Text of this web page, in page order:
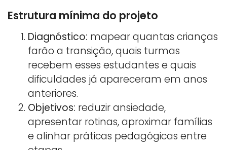
Estrutura mínima do projeto
Diagnóstico: mapear quantas crianças
farão a transição, quais turmas
recebem esses estudantes e quais
dificuldades já apareceram em anos
anteriores.
Objetivos: reduzir ansiedade,
apresentar rotinas, aproximar famílias
e alinhar práticas pedagógicas entre